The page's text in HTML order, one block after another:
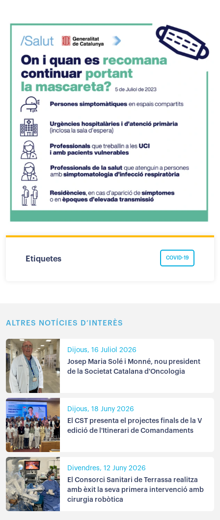
Etiquetes COVID-19
ALTRES NOTÍCIES D’INTERÈS
Dijous, 16 Juliol 2026
Josep Maria Solé i Monné, nou president
de la Societat Catalana d'Oncologia
Dijous, 18 Juny 2026
El CST presenta el projectes finals de la V
edició de l'Itinerari de Comandaments
Divendres, 12 Juny 2026
El Consorci Sanitari de Terrassa realitza
amb èxit la seva primera intervenció amb
cirurgia robòtica